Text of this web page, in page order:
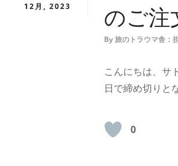
12月, 2023
のご注
By 旅のトラウマ舎：
こんにちは、サ
日で締め切りと
0